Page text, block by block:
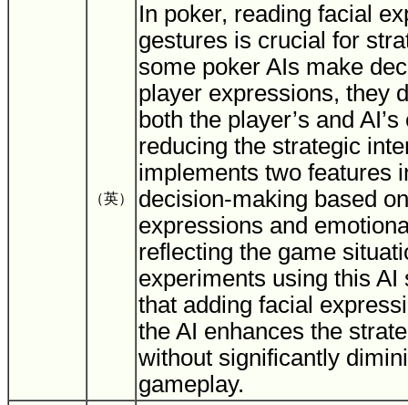
（英）
In poker, reading facial
gestures is crucial for
some poker AIs make
player expressions, they
both the player’s and
reducing the strategic
implements two features
decision-making based
expressions and
reflecting the game
experiments using this AI
that adding facial
the AI enhances the
without significantly
gameplay.